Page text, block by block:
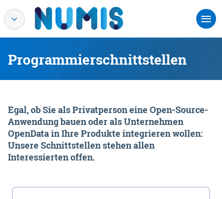
Programmierschnittstellen
Egal, ob Sie als Privatperson eine Open-Source-
Anwendung bauen oder als Unternehmen
OpenData in Ihre Produkte integrieren wollen:
Unsere Schnittstellen stehen allen
Interessierten offen.